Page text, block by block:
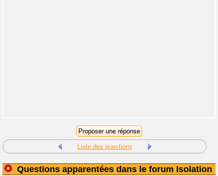
Liste des questions
Questions apparentées dans le forum Isolation